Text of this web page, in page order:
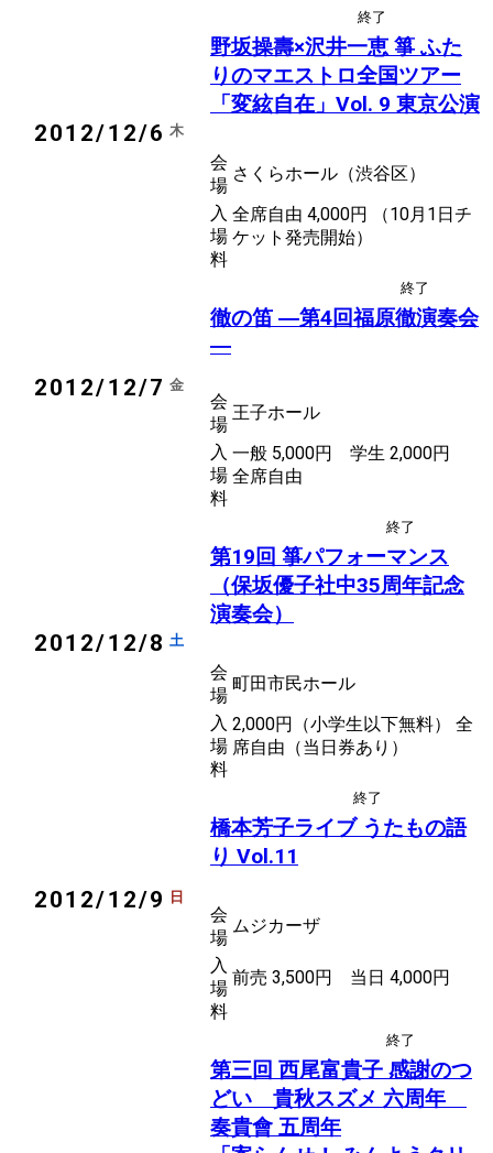
2012/12/6 木
終了
野坂操壽×沢井一恵 箏 ふた
りのマエストロ全国ツアー
「変絃自在」Vol. 9 東京公演
会
場
さくらホール（渋谷区）
入
場
料
全席自由 4,000円 （10月1日チ
ケット発売開始）
2012/12/7 金
終了
徹の笛 ―第4回福原徹演奏会
―
会
場
王子ホール
入
場
料
一般 5,000円 学生 2,000円
全席自由
2012/12/8 土
終了
第19回 箏パフォーマンス
（保坂優子社中35周年記念
演奏会）
会
場
町田市民ホール
入
場
料
2,000円（小学生以下無料） 全
席自由（当日券あり）
2012/12/9 日
終了
橋本芳子ライブ うたもの語
り Vol.11
会
場
ムジカーザ
入
場
料
前売 3,500円 当日 4,000円
終了
第三回 西尾富貴子 感謝のつ
どい 貴秋スズメ 六周年
奏貴會 五周年